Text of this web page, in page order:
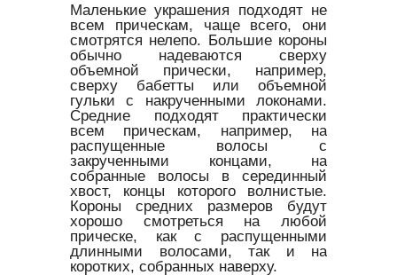
Маленькие украшения подходят не
всем прическам, чаще всего, они
смотрятся нелепо. Большие короны
обычно надеваются сверху
объемной прически, например,
сверху бабетты или объемной
гульки с накрученными локонами.
Средние подходят практически
всем прическам, например, на
распущенные волосы с
закрученными концами, на
собранные волосы в серединный
хвост, концы которого волнистые.
Короны средних размеров будут
хорошо смотреться на любой
прическе, как с распущенными
длинными волосами, так и на
коротких, собранных наверху.